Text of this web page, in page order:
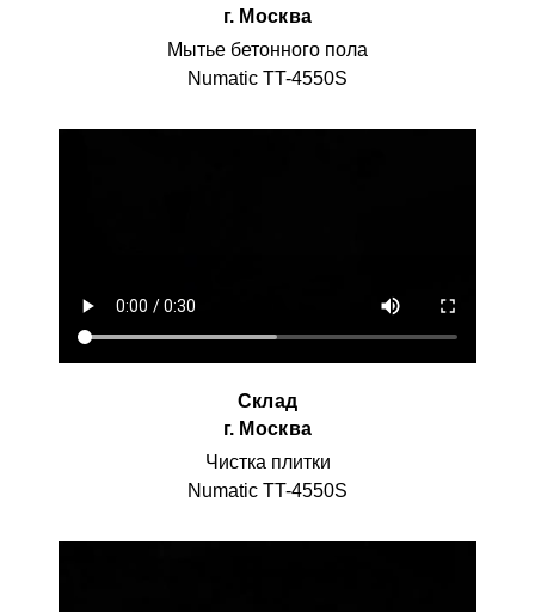
г. Москва
Мытье бетонного пола
Numatic TT-4550S
Склад
г. Москва
Чистка плитки
Numatic TT-4550S